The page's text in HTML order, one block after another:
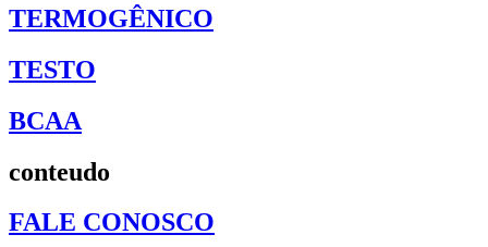
TERMOGÊNICO
TESTO
BCAA
conteudo
FALE CONOSCO